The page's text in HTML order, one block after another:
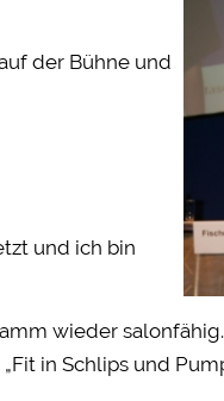
der Bühne und
und ich bin
wieder
in Schlips und